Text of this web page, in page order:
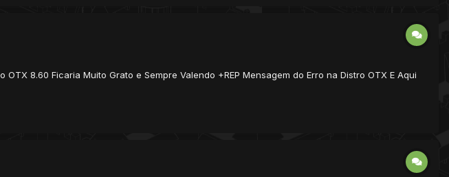
8.60 Ficaria Muito Grato e Sempre Valendo +REP Mensagem do Erro na Distro OTX E Aqui